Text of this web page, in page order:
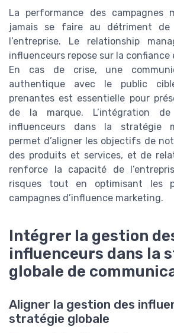
La performance des campagnes
jamais se faire au détriment
l’entreprise. Le relationship
influenceurs repose sur la confiance
En cas de crise, une
authentique avec le public
prenantes est essentielle pour
de la marque. L’intégration
influenceurs dans la stratégie
permet d’aligner les objectifs de
des produits et services, et de
renforce la capacité de
risques tout en optimisant les
campagnes d’influence marketing.
Intégrer la gestion
influenceurs dans la
globale de
Aligner la gestion des
stratégie globale